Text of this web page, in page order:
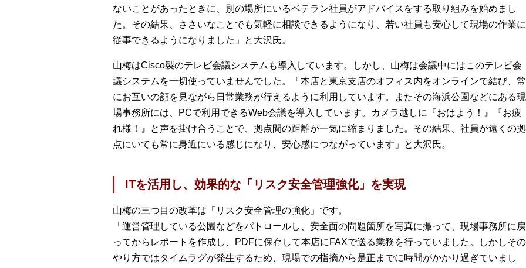
ないことがあったときに、別の場所にいるベテラン社員がアドバイスをする取り組みを始めまし
た。その結果、ささいなことでも気軽に相談できるようになり、若い社員も安心して現場の作業に
従事できるようになりました」と大沢氏。
山梅はCisco製のテレビ会議システムも導入しています。しかし、山梅は会議中にはこのテレビ会
議システムを一切使っていませんでした。「本店と東京支店のオフィス内をオンラインで結び、常
にお互いの顔を見ながら日常業務が行えるように利用しています。またその海浜公園などにある現
場事務所には、PCで利用できるWeb会議を導入しています。カメラ越しに『おはよう！』『お疲
れ様！』と声を掛け合うことで、拠点間の距離が一気に縮まりました。その結果、社員が遠くの拠
点にいても常に身近にいる感じになり、安心感につながっています」と大沢氏。
ITを活用し、効果的な「リスク安全管理強化」を実現
山梅の三つ目の改革は「リスク安全管理の強化」です。
「運営管理している公園などをパトロールし、安全面の問題箇所を写真に撮って、現場事務所に戻
ってからレポートを作成し、PDFに保存して本店にFAXで送る業務を行っていました。しかしその
やり方ではタイムラグが発生するため、現場での指摘から是正までに時間がかかり過ぎていまし